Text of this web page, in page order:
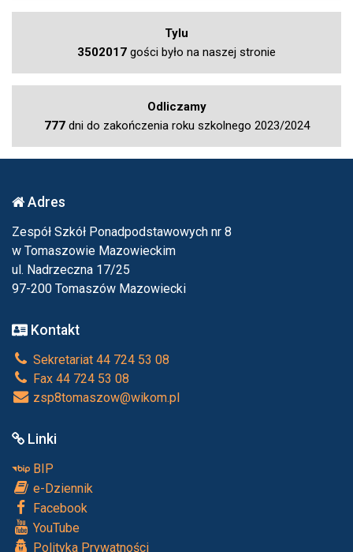
Tylu
3502017 gości było na naszej stronie
Odliczamy
777dni do zakończenia roku szkolnego 2023/2024
Adres
Zespół Szkół Ponadpodstawowych nr 8
w Tomaszowie Mazowieckim
ul. Nadrzeczna 17/25
97-200 Tomaszów Mazowiecki
Kontakt
Sekretariat 44 724 53 08
Fax 44 724 53 08
zsp8tomaszow@wikom.pl
Linki
BIP
e-Dziennik
Facebook
YouTube
Polityka Prywatności